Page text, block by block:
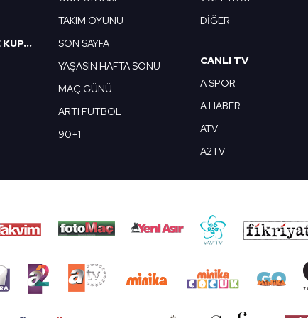
ZİRAAT TÜRKİYE KUPASI
TAKIM OYUNU
SON SAYFA
YAŞASIN HAFTA SONU
MAÇ GÜNÜ
ARTI FUTBOL
90+1
DİĞER
CANLI TV
A SPOR
A HABER
ATV
A2TV